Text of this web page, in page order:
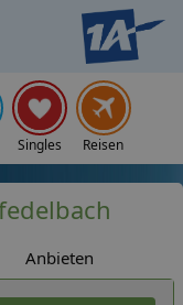
Singles Reisen
Anbieten